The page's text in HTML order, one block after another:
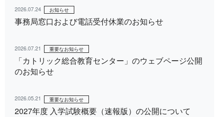
2026.07.24 お知らせ
事務局窓口および電話受付休業のお知らせ
2026.07.21 重要なお知らせ
「カトリック総合教育センター」のウェブページ公開
のお知らせ
2026.05.21 重要なお知らせ
2027年度 入学試験概要（速報版）の公開について